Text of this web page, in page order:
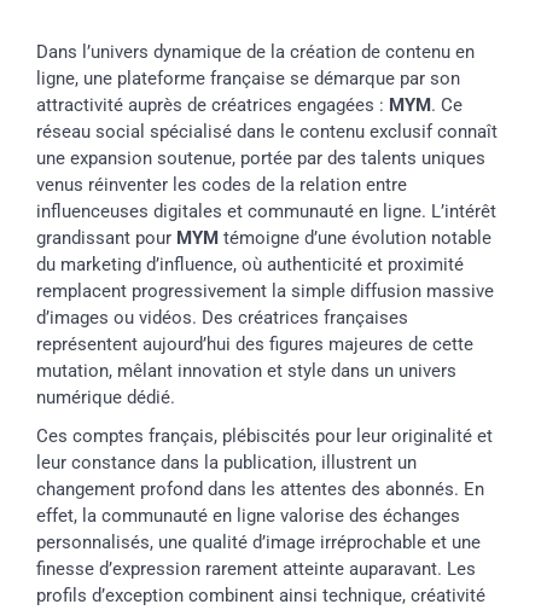
Dans l’univers dynamique de la création de contenu en
ligne, une plateforme française se démarque par son
attractivité auprès de créatrices engagées : MYM. Ce
réseau social spécialisé dans le contenu exclusif connaît
une expansion soutenue, portée par des talents uniques
venus réinventer les codes de la relation entre
influenceuses digitales et communauté en ligne. L’intérêt
grandissant pour MYM témoigne d’une évolution notable
du marketing d’influence, où authenticité et proximité
remplacent progressivement la simple diffusion massive
d’images ou vidéos. Des créatrices françaises
représentent aujourd’hui des figures majeures de cette
mutation, mêlant innovation et style dans un univers
numérique dédié.
Ces comptes français, plébiscités pour leur originalité et
leur constance dans la publication, illustrent un
changement profond dans les attentes des abonnés. En
effet, la communauté en ligne valorise des échanges
personnalisés, une qualité d’image irréprochable et une
finesse d’expression rarement atteinte auparavant. Les
profils d’exception combinent ainsi technique, créativité